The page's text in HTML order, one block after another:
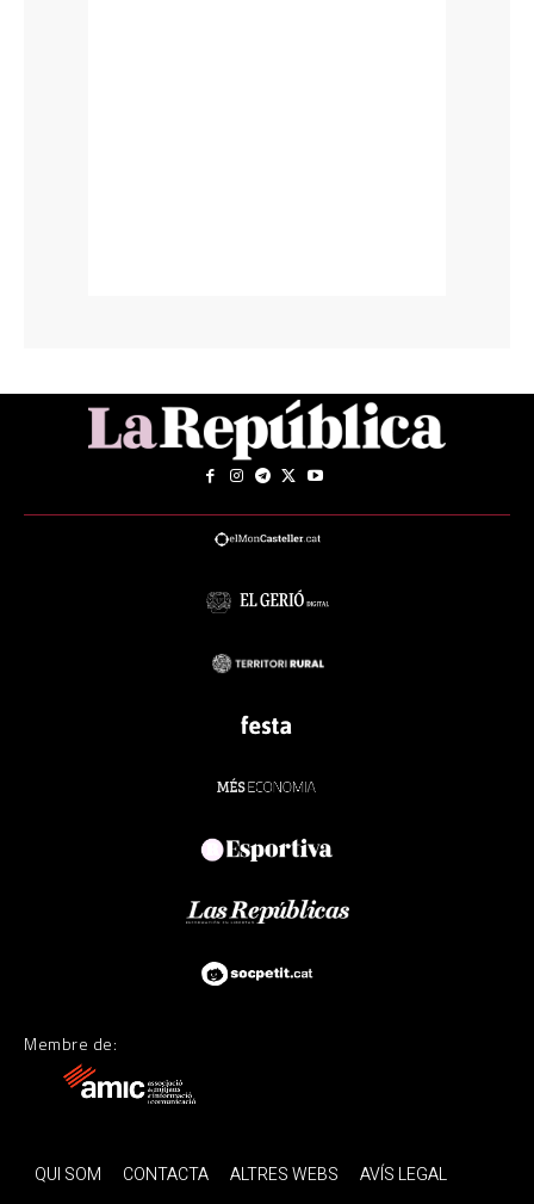
Membre de:
QUI SOM CONTACTA ALTRES WEBS AVÍS LEGAL